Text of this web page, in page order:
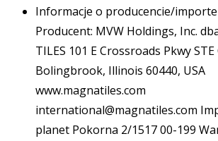
Informacje o producencie/
Producent: MVW Holdings, Inc.
TILES 101 E Crossroads Pkwy STE
Bolingbrook, Illinois 60440, USA
www.magnatiles.com
international@magnatiles.com
planet Pokorna 2/1517 00-199